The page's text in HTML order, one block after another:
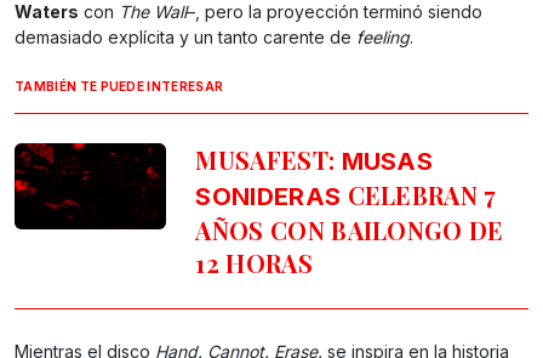
Waters con The Wall–, pero la proyección terminó siendo
demasiado explícita y un tanto carente de feeling.
TAMBIÉN TE PUEDE INTERESAR
MUSAFEST: MUSAS
SONIDERAS CELEBRAN 7
AÑOS CON BAILONGO DE
12 HORAS
Mientras el disco Hand. Cannot. Erase. se inspira en la historia